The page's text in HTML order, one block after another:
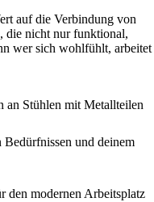
auf die Verbindung von
die nicht nur funktional,
wer sich wohlfühlt, arbeitet
an Stühlen mit Metallteilen
Bedürfnissen und deinem
den modernen Arbeitsplatz